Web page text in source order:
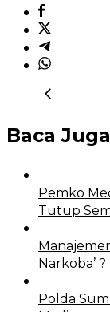
Baca Juga
Pemko
Tutup
Narkoba’ ?
Polda